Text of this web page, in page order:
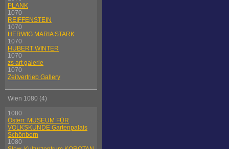
PLANK
1070
REIFFENSTEIN
1070
HERWIG MARIA STARK
1070
HUBERT WINTER
1070
zs art galerie
1070
Zeitvertrieb Gallery
Wien 1080 (4)
1080
Österr. MUSEUM FÜR
VOLKSKUNDE Gartenpalais
Schönborn
1080